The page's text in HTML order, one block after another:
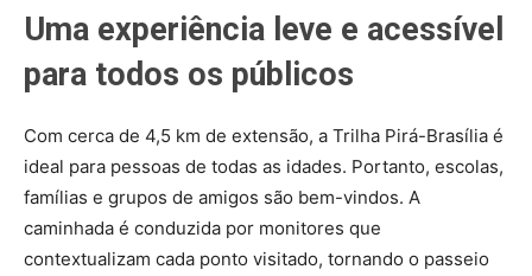
Uma experiência leve e acessível
para todos os públicos
Com cerca de 4,5 km de extensão, a Trilha Pirá-Brasília é
ideal para pessoas de todas as idades. Portanto, escolas,
famílias e grupos de amigos são bem-vindos. A
caminhada é conduzida por monitores que
contextualizam cada ponto visitado, tornando o passeio